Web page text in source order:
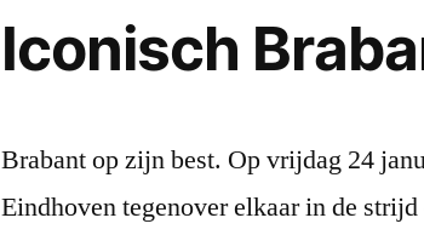
Iconisch
Brabant op zijn best. Op vrijdag 24
Eindhoven tegenover elkaar in de